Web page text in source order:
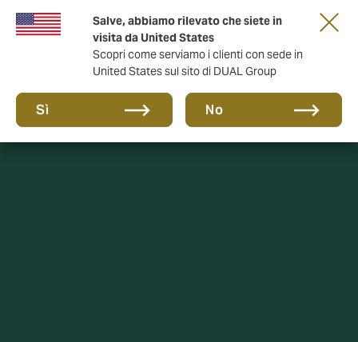
Salve, abbiamo rilevato che siete in
visita da United States
Scopri come serviamo i clienti con sede in
United States sul sito di DUAL Group
Sì No
anni di DUAL Italia